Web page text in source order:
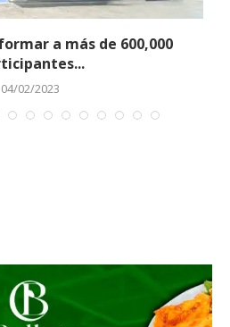
a más de 600,000
04/02/2023